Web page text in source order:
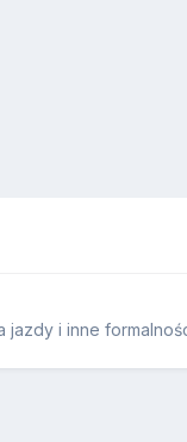
jazdy i inne